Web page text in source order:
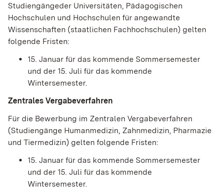
Studiengängeder Universitäten, Pädagogischen
Hochschulen und Hochschulen für angewandte
Wissenschaften (staatlichen Fachhochschulen) gelten
folgende Fristen:
15. Januar für das kommende Sommersemester
und der 15. Juli für das kommende
Wintersemester.
Zentrales Vergabeverfahren
Für die Bewerbung im Zentralen Vergabeverfahren
(Studiengänge Humanmedizin, Zahnmedizin, Pharmazie
und Tiermedizin) gelten folgende Fristen:
15. Januar für das kommende Sommersemester
und der 15. Juli für das kommende
Wintersemester.